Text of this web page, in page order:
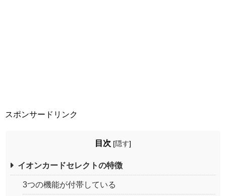
スポンサードリンク
目次 [隠す]
イオンカードセレクトの特徴
3つの機能が付帯している